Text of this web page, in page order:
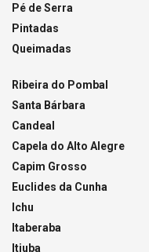
Pé de Serra
Pintadas
Queimadas
Ribeira do Pombal
Santa Bárbara
Candeal
Capela do Alto Alegre
Capim Grosso
Euclides da Cunha
Ichu
Itaberaba
Itiuba